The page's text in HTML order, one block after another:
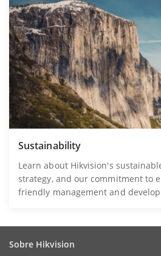
Sustainability
Learn about Hikvision's
strategy, and our commitment to
friendly management and
Sobre Hikvision